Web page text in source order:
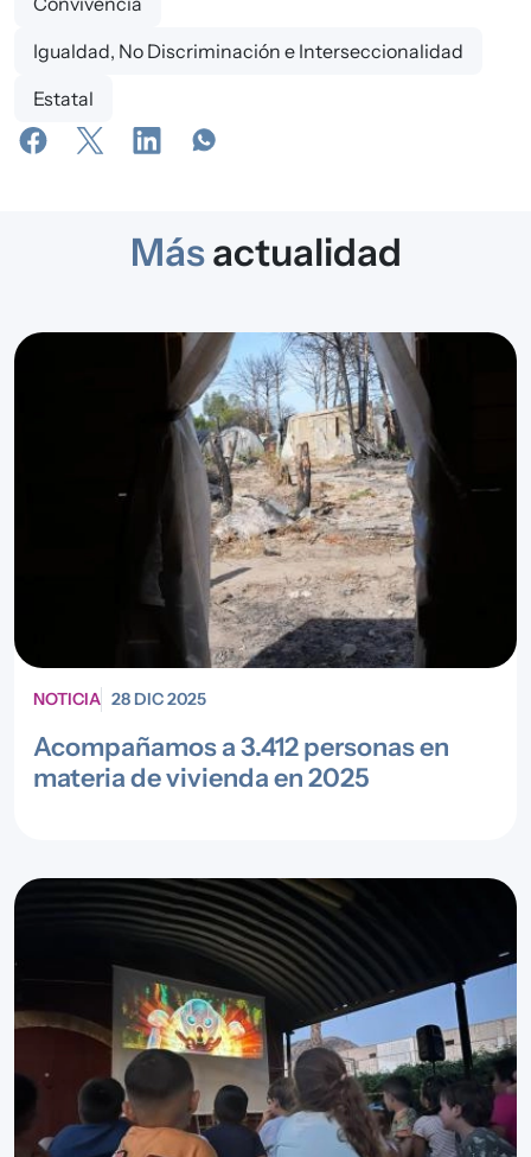
Igualdad, No Discriminación e Interseccionalidad
Estatal
Másactualidad
NOTICIA 28 DIC 2025
Acompañamos a 3.412 personas en
materia de vivienda en 2025